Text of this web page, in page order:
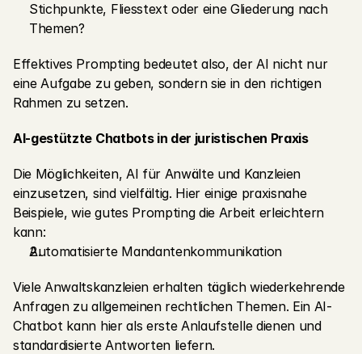
Stichpunkte, Fliesstext oder eine Gliederung nach
Themen?
Effektives Prompting bedeutet also, der AI nicht nur
eine Aufgabe zu geben, sondern sie in den richtigen
Rahmen zu setzen.
AI-gestützte Chatbots in der juristischen Praxis
Die Möglichkeiten, AI für Anwälte und Kanzleien
einzusetzen, sind vielfältig. Hier einige praxisnahe
Beispiele, wie gutes Prompting die Arbeit erleichtern
kann:
Automatisierte Mandantenkommunikation
Viele Anwaltskanzleien erhalten täglich wiederkehrende
Anfragen zu allgemeinen rechtlichen Themen. Ein AI-
Chatbot kann hier als erste Anlaufstelle dienen und
standardisierte Antworten liefern.